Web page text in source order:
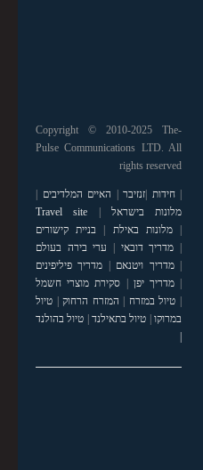
Copyright © 2010-2025 The-
Pulse Communications LTD. All
rights reserved
|חידות |זנזיבר | האיים המלדיבים |
מלונות בישראל |
Travel site
|מלונות באילת | בניית קישורים
| מדריך דובאי | ערי בירה בעולם
|מדריך ויטנאם | מדריך פיליפינים
|מדריך יפן | סקירת מוצרי חשמל
| טיול במזרח | המזרח הרחוק| טיול
במרוקו| טיול בתאילנד| טיול בהולנד
|